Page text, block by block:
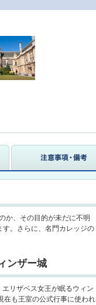
か、その目的が未だに不明
。さらに、名門カレッジの
ンザー城
リザベス女王が眠るウィン
在も王室の公式行事に使われ